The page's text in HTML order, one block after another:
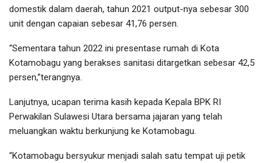
domestik dalam daerah, tahun 2021 output-nya sebesar 300
unit dengan capaian sebesar 41,76 persen.
“Sementara tahun 2022 ini presentase rumah di Kota
Kotamobagu yang berakses sanitasi ditargetkan sebesar 42,5
persen,”terangnya.
Lanjutnya, ucapan terima kasih kepada Kepala BPK RI
Perwakilan Sulawesi Utara bersama jajaran yang telah
meluangkan waktu berkunjung ke Kotamobagu.
“Kotamobagu bersyukur menjadi salah satu tempat uji petik